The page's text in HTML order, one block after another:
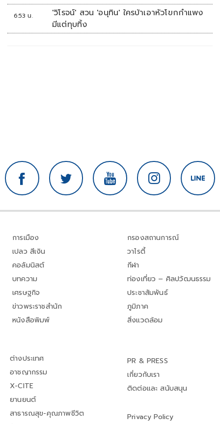
6:53 น.
'วิโรจน์' สวน 'อนุทิน' ใครบ้าเอาหัวโขกกำแพง
มีแต่ทุบทิ้ง
การเมือง
เปลว สีเงิน
คอลัมนิสต์
บทความ
เศรษฐกิจ
ข่าวพระราชสำนัก
หนังสือพิมพ์
กรองสถานการณ์
วาไรตี้
กีฬา
ท่องเที่ยว – ศิลปวัฒนธรรม
ประชาสัมพันธ์
ภูมิภาค
สิ่งแวดล้อม
ต่างประเทศ
อาชญากรรม
X-CITE
ยานยนต์
สาธารณสุข-คุณภาพชีวิต
PR & PRESS
เกี่ยวกับเรา
ติดต่อและ สนับสนุน
Privacy Policy